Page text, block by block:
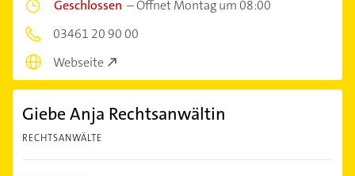
Geschlossen –Öffnet Montag um 08:00
03461 20 90 00
Webseite
Giebe Anja Rechtsanwältin
RECHTSANWÄLTE